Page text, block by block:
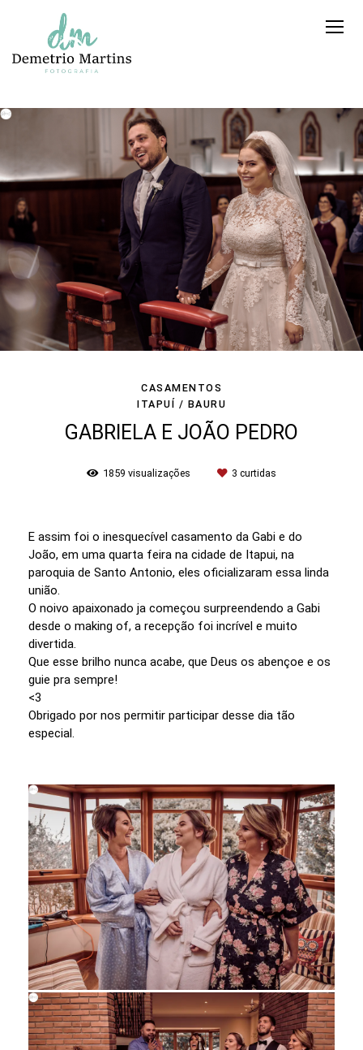
CASAMENTOS
ITAPUÍ / BAURU
GABRIELA E JOÃO PEDRO
1859 visualizações 3 curtidas
E assim foi o inesquecível casamento da Gabi e do
João, em uma quarta feira na cidade de Itapui, na
paroquia de Santo Antonio, eles oficializaram essa linda
união.
O noivo apaixonado ja começou surpreendendo a Gabi
desde o making of, a recepção foi incrível e muito
divertida.
Que esse brilho nunca acabe, que Deus os abençoe e os
guie pra sempre!
<3
Obrigado por nos permitir participar desse dia tão
especial.